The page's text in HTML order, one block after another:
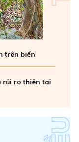
trên biển
rủi ro thiên tai